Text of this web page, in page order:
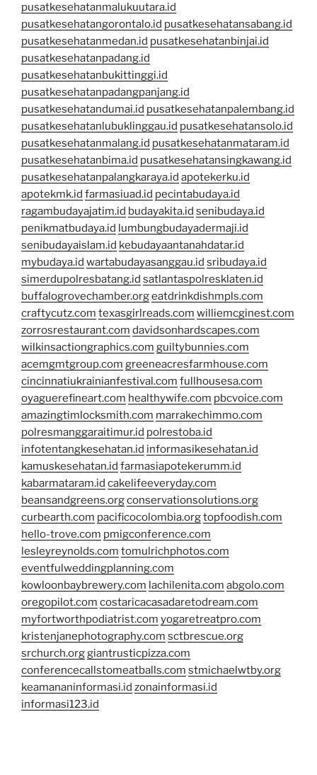
pusatkesehatanmalukuutara.id
pusatkesehatangorontalo.id pusatkesehatansabang.id
pusatkesehatanmedan.id pusatkesehatanbinjai.id
pusatkesehatanpadang.id
pusatkesehatanbukittinggi.id
pusatkesehatanpadangpanjang.id
pusatkesehatandumai.id pusatkesehatanpalembang.id
pusatkesehatanlubuklinggau.id pusatkesehatansolo.id
pusatkesehatanmalang.id pusatkesehatanmataram.id
pusatkesehatanbima.id pusatkesehatansingkawang.id
pusatkesehatanpalangkaraya.id apotekerku.id
apotekmk.id farmasiuad.id pecintabudaya.id
ragambudayajatim.id budayakita.id senibudaya.id
penikmatbudaya.id lumbungbudayadermaji.id
senibudayaislam.id kebudayaantanahdatar.id
mybudaya.id wartabudayasanggau.id sribudaya.id
simerdupolresbatang.id satlantaspolresklaten.id
buffalogrovechamber.orgeatdrinkdishmpls.com
craftycutz.com texasgirlreads.com williemcginest.com
zorrosrestaurant.com davidsonhardscapes.com
wilkinsactiongraphics.com guiltybunnies.com
acemgmtgroup.com greeneacresfarmhouse.com
cincinnatiukrainianfestival.com fullhousesa.com
oyaguerefineart.com healthywife.com pbcvoice.com
amazingtimlocksmith.com marrakechimmo.com
polresmanggaraitimur.id polrestoba.id
infotentangkesehatan.id informasikesehatan.id
kamuskesehatan.id farmasiapotekerumm.id
kabarmataram.id cakelifeeveryday.com
beansandgreens.orgconservationsolutions.org
curbearth.com pacificocolombia.orgtopfoodish.com
hello-trove.com pmigconference.com
lesleyreynolds.com tomulrichphotos.com
eventfulweddingplanning.com
kowloonbaybrewery.com lachilenita.com abgolo.com
oregopilot.com costaricacasadaretodream.com
myfortworthpodiatrist.com yogaretreatpro.com
kristenjanephotography.com sctbrescue.org
srchurch.orggiantrusticpizza.com
conferencecallstomeatballs.com stmichaelwtby.org
keamananinformasi.id zonainformasi.id
informasi123.id